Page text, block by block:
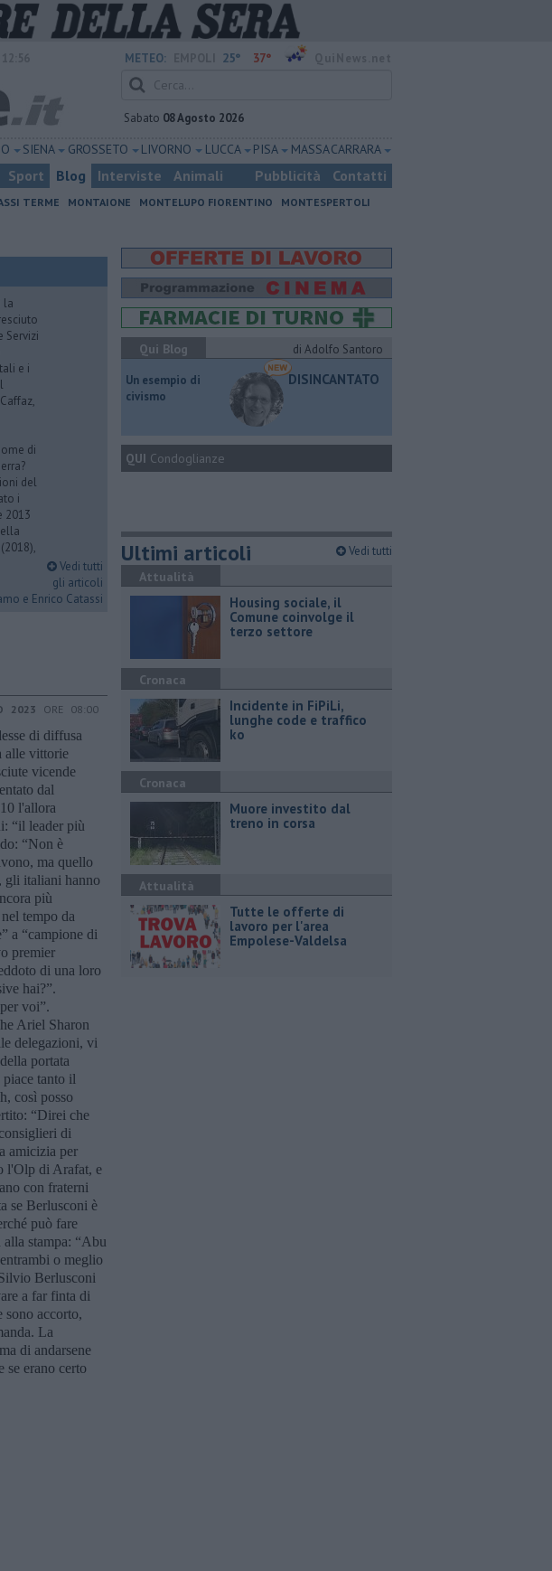
METEO: 25° 37°
Sabato 08 Agosto 2026
SIENA GROSSETO LIVORNO LUCCA PISA MASSA CARRARA
Sport Blog Interviste Animali Pubblicità Contatti
TERME MONTAIONE MONTELUPO FIORENTINO
MONTESPERTOLI
la
Servizi
e i
di
del
i
2013
Vedi tutti
gli articoli
e Enrico Catassi
2023 ORE 08:00
di diffusa
alle vittorie
vicende
dal
l'allora
“il leader più
“Non è
ma quello
gli italiani hanno
più
tempo da
a “campione di
premier
di una loro
hai?”.
voi”.
Ariel Sharon
delegazioni, vi
portata
tanto il
così posso
“Direi che
di
amicizia per
l'Olp di Arafat, e
con fraterni
se Berlusconi è
può fare
stampa: “Abu
o meglio
Berlusconi
a far finta di
sono accorto,
La
di andarsene
se erano certo
Qui Blog
di Adolfo Santoro
​Un esempio di
civismo
DISINCANTATO
QUI Condoglianze
Ultimi articoli Vedi tutti
Attualità
​Housing sociale, il
Comune coinvolge il
terzo settore
Cronaca
Incidente in FiPiLi,
lunghe code e traffico
ko
Cronaca
Muore investito dal
treno in corsa
Attualità
​Tutte le offerte di
lavoro per l'area
Empolese-Valdelsa